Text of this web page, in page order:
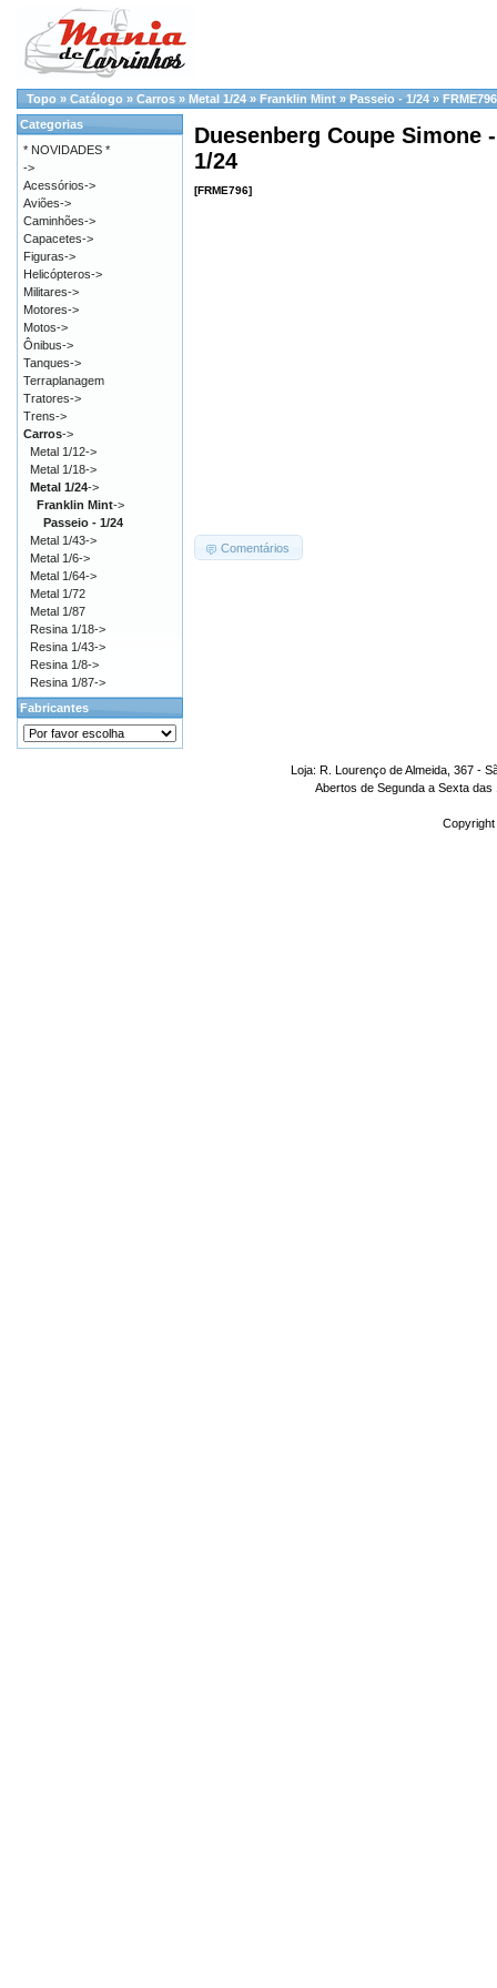
Topo » Catálogo » Carros » Metal 1/24 » Franklin Mint » Passeio - 1/24 » FRME796
Duesenberg Coupe Simone
1/24
[FRME796]
Comentários
Categorias
* NOVIDADES *
->
Acessórios->
Aviões->
Caminhões->
Capacetes->
Figuras->
Helicópteros->
Militares->
Motores->
Motos->
Ônibus->
Tanques->
Terraplanagem
Tratores->
Trens->
Carros->
Metal 1/12->
Metal 1/18->
Metal 1/24->
Franklin Mint->
Passeio - 1/24
Metal 1/43->
Metal 1/6->
Metal 1/64->
Metal 1/72
Metal 1/87
Resina 1/18->
Resina 1/43->
Resina 1/8->
Resina 1/87->
Fabricantes
Loja: R. Lourenço de Almeida, 367 -
Abertos de Segunda a Sexta